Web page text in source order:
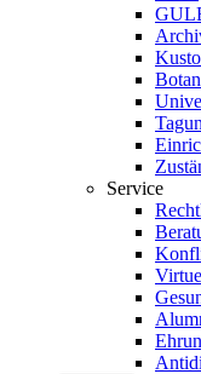
Service